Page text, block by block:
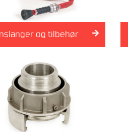
og tilbehør